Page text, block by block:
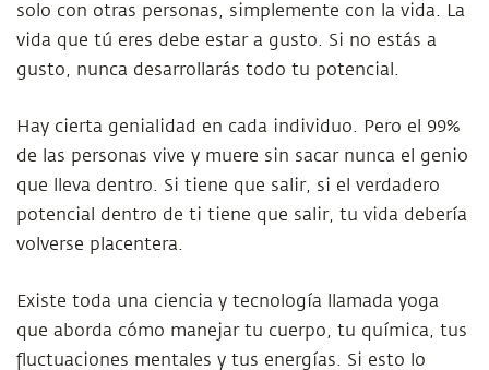
solo con otras personas, simplemente con la vida. La
vida que tú eres debe estar a gusto. Si no estás a
gusto, nunca desarrollarás todo tu potencial.
Hay cierta genialidad en cada individuo. Pero el 99%
de las personas vive y muere sin sacar nunca el genio
que lleva dentro. Si tiene que salir, si el verdadero
potencial dentro de ti tiene que salir, tu vida debería
volverse placentera.
Existe toda una ciencia y tecnología llamada yoga
que aborda cómo manejar tu cuerpo, tu química, tus
fluctuaciones mentales y tus energías. Si esto lo